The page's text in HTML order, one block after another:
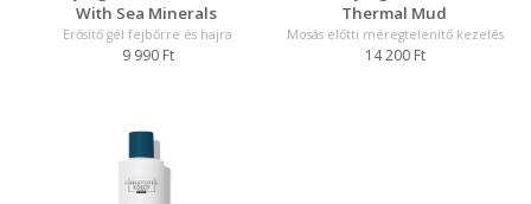
With Sea Minerals
Erősítő gél fejbőrre és hajra
9 990 Ft
Thermal Mud
Mosás előtti méregtelenítő kezelés
14 200 Ft